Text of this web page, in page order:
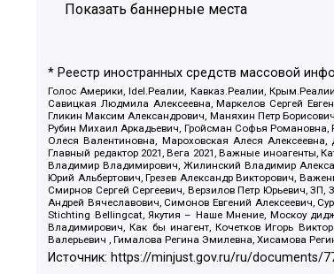
Показать баннерные места
* Реестр иностранных средств массовой
Голос Америки, Idel.Реалии, Кавказ.Реалии,
Савицкая Людмила Алексеевна, Маркелов Сергей
Гликин Максим Александрович, Маняхин Петр
Рубин Михаил Аркадьевич, Гройсман Софья Романовна,
Олеся Валентиновна, Мароховская Алеся
Главный редактор 2021, Вега 2021, Важные
Владимир Владимирович, Жилинский Владимир
Юрий Альбертович, Грезев Александр Викторович,
Смирнов Сергей Сергеевич, Верзилов Петр Юрьевич,
Андрей Вячеславович, Симонов Евгений Алексеевич,
Stichting Bellingcat, Якутия – Наше Мнение, Москоу
Владимирович, Как бы инагент, Кочетков Игорь
Валерьевич , Гималова Регина Эмилевна, Хисамова
Источник: https://minjust.gov.ru/ru/documents/